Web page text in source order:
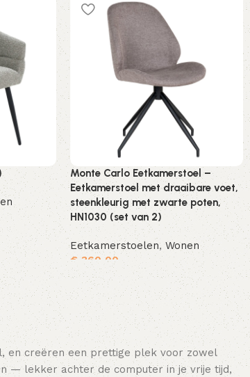
Toevoegen aan winkelwagen
Monte Carlo Eetkamerstoel –
Eetkamerstoel met draaibare voet,
steenkleurig met zwarte poten,
HN1030 (set van 2)
Eetkamerstoelen,Wonen
€ 360,00
Toevoegen aan winkelwagen
en creëren een prettige plek voor zowel
— lekker achter de computer in je vrije tijd,